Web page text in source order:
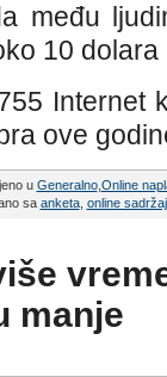
među
10 dolara
Internet
ove
u Generalno, Online
sa anketa, online sadržaj
manje